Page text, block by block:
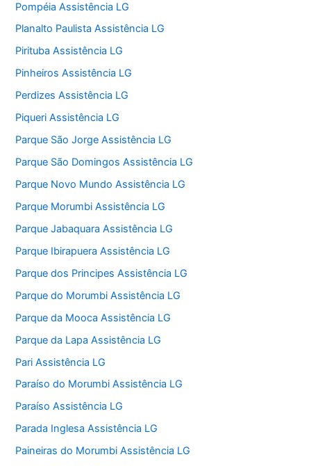
Pompéia Assistência LG
Planalto Paulista Assistência LG
Pirituba Assistência LG
Pinheiros Assistência LG
Perdizes Assistência LG
Piqueri Assistência LG
Parque São Jorge Assistência LG
Parque São Domingos Assistência LG
Parque Novo Mundo Assistência LG
Parque Morumbi Assistência LG
Parque Jabaquara Assistência LG
Parque Ibirapuera Assistência LG
Parque dos Principes Assistência LG
Parque do Morumbi Assistência LG
Parque da Mooca Assistência LG
Parque da Lapa Assistência LG
Pari Assistência LG
Paraíso do Morumbi Assistência LG
Paraíso Assistência LG
Parada Inglesa Assistência LG
Paineiras do Morumbi Assistência LG